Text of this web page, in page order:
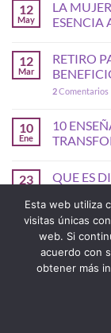
12
May
LA
ESENCIA
12
Mar
RETIRO
2Comentarios
10
Ene
10
23
QUE ES
Esta web utiliza
visitas únicas
web. Si
acuerdo con
obtener más